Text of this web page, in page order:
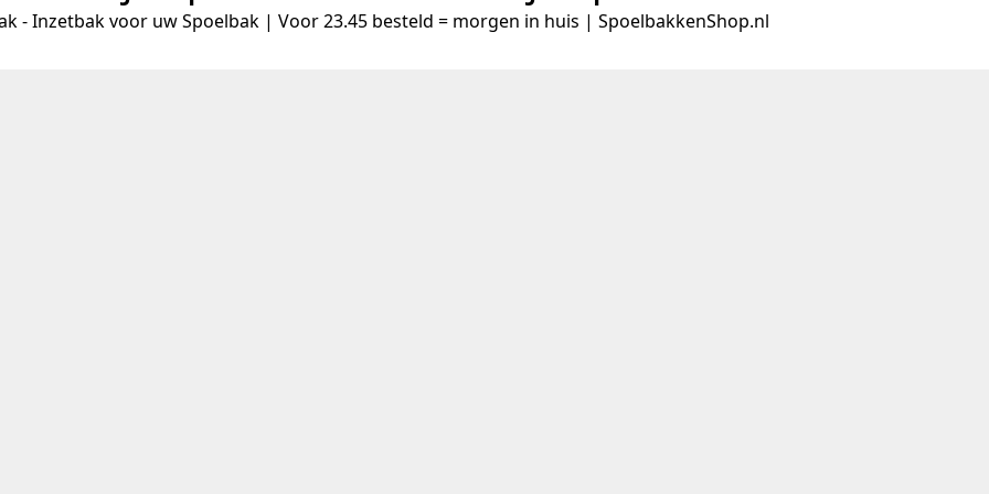
- Inzetbak voor uw Spoelbak | Voor 23.45 besteld = morgen in huis | SpoelbakkenShop.nl